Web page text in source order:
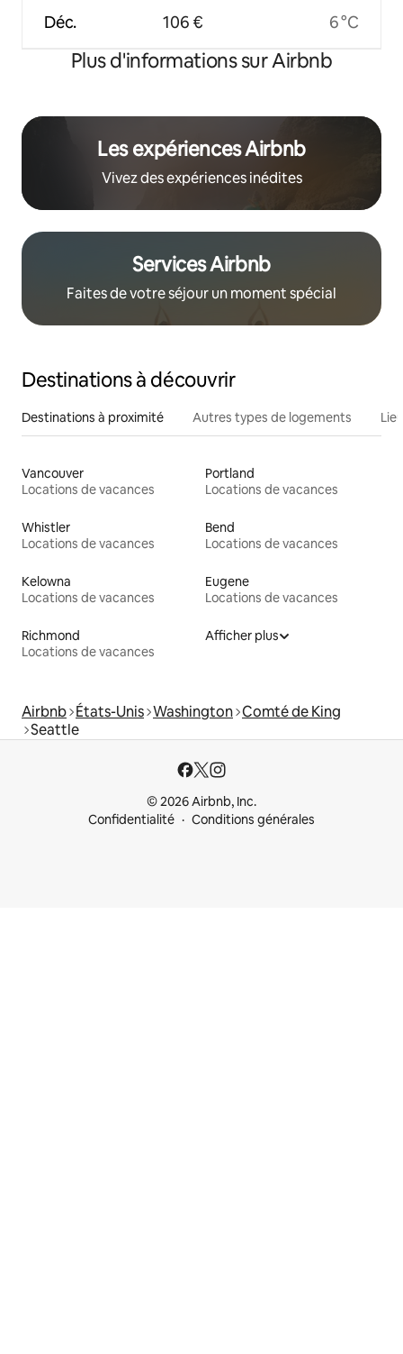
Déc. 106 € 6 °C
Plus d'informations sur Airbnb
Les expériences Airbnb
Vivez des expériences inédites
Services Airbnb
Faites de votre séjour un moment spécial
Destinations à découvrir
Destinations à proximité Autres types de logements
Vancouver
Locations de vacances
Portland
Locations de vacances
Whistler
Locations de vacances
Bend
Locations de vacances
Kelowna
Locations de vacances
Eugene
Locations de vacances
Richmond
Locations de vacances
Afficher plus
Airbnb États-Unis Washington Comté de King
Seattle
© 2026 Airbnb, Inc.
Confidentialité
Conditions générales